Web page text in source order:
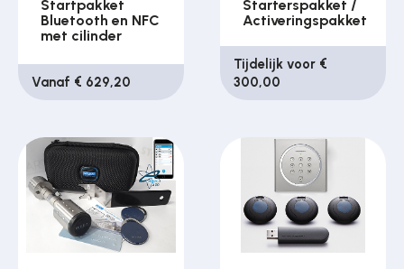
Startpakket
Bluetooth en NFC
met cilinder
Vanaf € 629,20
Starterspakket /
Activeringspakket
Tijdelijk voor €
300,00